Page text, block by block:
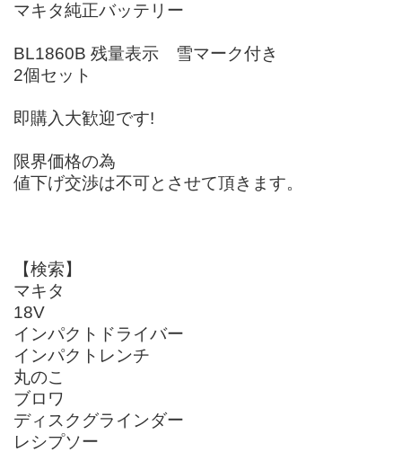
マキタ純正バッテリー
BL1860B 残量表示 雪マーク付き
2個セット
即購入大歓迎です!
限界価格の為
値下げ交渉は不可とさせて頂きます。
【検索】
マキタ
18V
インパクトドライバー
インパクトレンチ
丸のこ
ブロワ
ディスクグラインダー
レシプソー